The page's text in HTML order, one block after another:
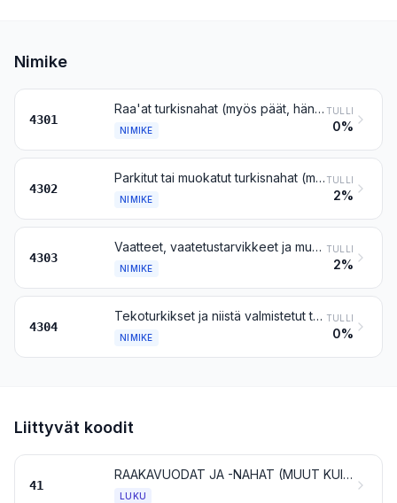
Nimike
4301
Raa'at turkisnahat (myös päät, hännät, koivet ja muut osat tai leikkeet, jotka sopivat turkkurien käyttöön), muut kuin nimikkeen 4101, 4102 tai 4103 raa'at vuodat ja nahat
NIMIKE
TULLI
0%
4302
Parkitut tai muokatut turkisnahat (myös päät, hännät, koivet ja muut osat tai leikkeet), irralliset tai (muita aineita lisäämättä) yhdistetyt, muut kuin nimikkeeseen 4303 kuuluvat
NIMIKE
TULLI
2%
4303
Vaatteet, vaatetustarvikkeet ja muut turkisnahasta valmistetut tavarat
NIMIKE
TULLI
2%
4304
Tekoturkikset ja niistä valmistetut tavarat
NIMIKE
TULLI
0%
Liittyvät koodit
41
RAAKAVUODAT JA -NAHAT (MUUT KUIN TURKISNAHAT) SEKÄ MUOKATTU NAHKA
LUKU